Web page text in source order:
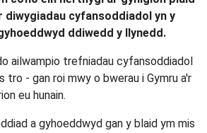
diwygiadau cyfansoddiadol yn y
ddiwedd y llynedd.
ailwampio trefniadau cyfansoddiadol
tro - gan roi mwy o bwerau i Gymru a'r
eu hunain.
a gyhoeddwyd gan y blaid ym mis